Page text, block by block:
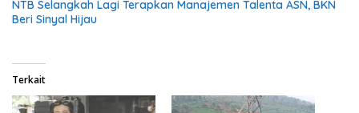
NTB Selangkah Lagi Terapkan Manajemen Talenta ASN, BKN
Beri Sinyal Hijau
Terkait